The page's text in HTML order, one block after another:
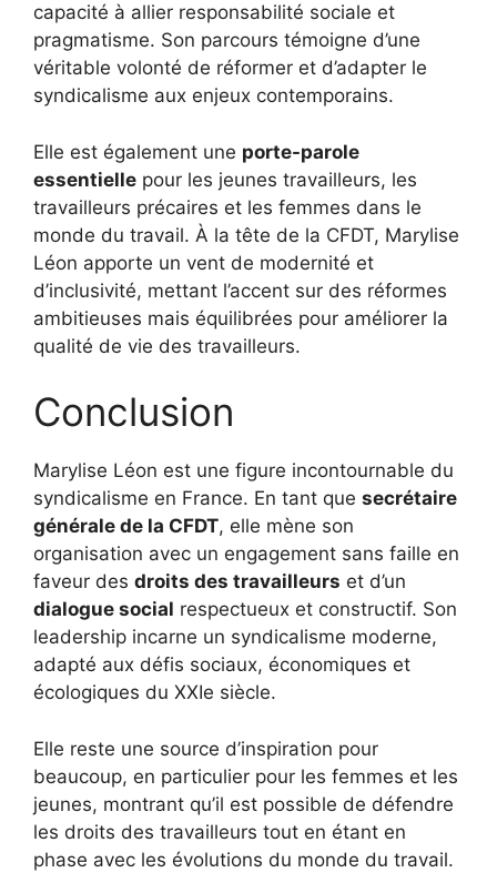
capacité à allier responsabilité sociale et
pragmatisme. Son parcours témoigne d’une
véritable volonté de réformer et d’adapter le
syndicalisme aux enjeux contemporains.
Elle est également une porte-parole
essentielle pour les jeunes travailleurs, les
travailleurs précaires et les femmes dans le
monde du travail. À la tête de la CFDT, Marylise
Léon apporte un vent de modernité et
d’inclusivité, mettant l’accent sur des réformes
ambitieuses mais équilibrées pour améliorer la
qualité de vie des travailleurs.
Conclusion
Marylise Léon est une figure incontournable du
syndicalisme en France. En tant que secrétaire
générale de la CFDT, elle mène son
organisation avec un engagement sans faille en
faveur des droits des travailleurs et d’un
dialogue social respectueux et constructif. Son
leadership incarne un syndicalisme moderne,
adapté aux défis sociaux, économiques et
écologiques du XXIe siècle.
Elle reste une source d’inspiration pour
beaucoup, en particulier pour les femmes et les
jeunes, montrant qu’il est possible de défendre
les droits des travailleurs tout en étant en
phase avec les évolutions du monde du travail.